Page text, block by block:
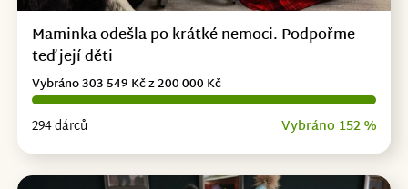
Maminka odešla po krátké nemoci. Podpořme
teď její děti
294 dárců Vybráno 152 %
Vybráno 303 549 Kč z 200 000 Kč